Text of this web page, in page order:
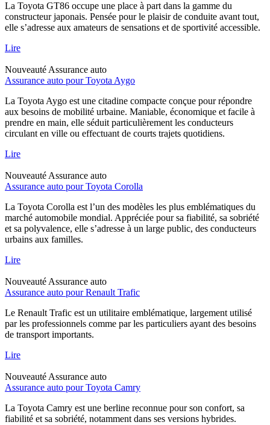
La Toyota GT86 occupe une place à part dans la gamme du
constructeur japonais. Pensée pour le plaisir de conduite avant tout,
elle s’adresse aux amateurs de sensations et de sportivité accessible.
Lire
Nouveauté Assurance auto
Assurance auto pour Toyota Aygo
La Toyota Aygo est une citadine compacte conçue pour répondre
aux besoins de mobilité urbaine. Maniable, économique et facile à
prendre en main, elle séduit particulièrement les conducteurs
circulant en ville ou effectuant de courts trajets quotidiens.
Lire
Nouveauté Assurance auto
Assurance auto pour Toyota Corolla
La Toyota Corolla est l’un des modèles les plus emblématiques du
marché automobile mondial. Appréciée pour sa fiabilité, sa sobriété
et sa polyvalence, elle s’adresse à un large public, des conducteurs
urbains aux familles.
Lire
Nouveauté Assurance auto
Assurance auto pour Renault Trafic
Le Renault Trafic est un utilitaire emblématique, largement utilisé
par les professionnels comme par les particuliers ayant des besoins
de transport importants.
Lire
Nouveauté Assurance auto
Assurance auto pour Toyota Camry
La Toyota Camry est une berline reconnue pour son confort, sa
fiabilité et sa sobriété, notamment dans ses versions hybrides.